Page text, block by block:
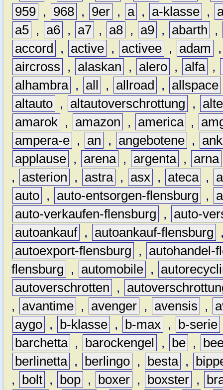
959 , 968 , 9er , a , a-klasse ,
a5 , a6 , a7 , a8 , a9 , abarth
,
accord
, active , activee , adam
aircross
, alaskan , alero , alfa ,
alhambra , all , allroad , allspace
altauto , altautoverschrottung ,
amarok , amazon , america ,
ampera-e , an , angebotene ,
applause , arena , argenta , arna
,
asterion , astra , asx , ateca ,
auto , auto-entsorgen-flensburg ,
auto-verkaufen-flensburg
,
auto-
autoankauf , autoankauf-flensburg
autoexport-flensburg
,
autohandel-
flensburg
, automobile ,
autoverschrotten
,
,
avantime , avenger , avensis ,
aygo , b-klasse , b-max , b-serie
barchetta , barockengel , be ,
berlinetta , berlingo , besta ,
,
bolt , bop , boxer , boxster ,